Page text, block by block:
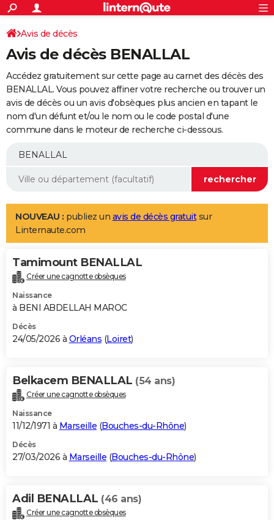
ACTUALITÉS
Politique
Société
Faits Divers
Education
Monde
Villes
+
SPORT
Coupe du monde 2026
Football
Tennis
Cyclisme
Rugby
Forum
Programme TV
TNT
Streaming
Cinéma
Sorties cinéma
Musique
+
FINANCE
Retraite
Epargne
Immobilier
Risques naturels par ville
Banque
Assurance
AUTO
Essais
Réserver un essai
Citadines
Berlines
SUV
Forum auto
+
Mobiles
Meilleur smartphone
Internet
Ordinateurs
Jeux vidéo
Guide high-tech
Aménagement intérieur
LIFESTYLE
Art de vivre
Bien-être
Loisirs
Mode
Modes de vie
Alimentation
Guide de la santé
Maladies
Médicaments
Sommeil
VOYAGE
Destinations
City break
Voyage nature
Voyage de noces
Forum
Climat
+PHOTO
GUIDES D'ACHAT
BONS PLANS
Carte de Noël
Carte Bonne année
Carte Saint-Valentin
Carte Pâques
Carte d'anniversaire
DICTIONNAIRE
Dictionnaire
Biographies
Citations
Expressions
Proverbes
PROGRAMME TV
S'inscrire
Se connecter
Lycées
Collèges
Primaires
Universités
Entreprises
Service militaire
Avis de recherche
AVIS DE DÉCÈS
Bricolage
Lifestyle
Culture
Sport
Auto
Television
Voyage
Cinema
Avis de décès
Avis de décès BENALLAL
Accédez gratuitement sur cette page au carnet des décès des
BENALLAL. Vous pouvez affiner votre recherche ou trouver un
avis de décès ou un avis d'obsèques plus ancien en tapant le
nom d'un défunt et/ou le nom ou le code postal d'une
commune dans le moteur de recherche ci-dessous.
NOUVEAU : publiez un avis de décès gratuitsur
Linternaute.com
Tamimount BENALLAL
Créer une cagnotte obsèques
Naissance
à BENI ABDELLAH MAROC
Décès
24/05/2026 à Orléans (Loiret)
Belkacem BENALLAL (54 ans)
Créer une cagnotte obsèques
Naissance
11/12/1971 à Marseille (Bouches-du-Rhône)
Décès
27/03/2026 à Marseille (Bouches-du-Rhône)
Adil BENALLAL (46 ans)
Créer une cagnotte obsèques